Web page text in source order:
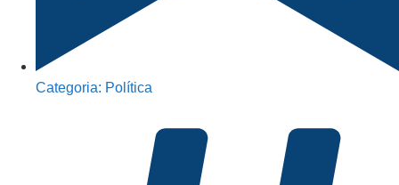
Categoria: Política